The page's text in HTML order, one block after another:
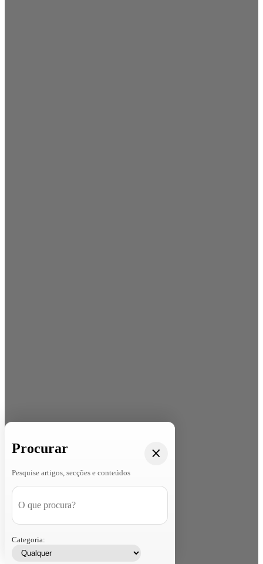
Procurar
Pesquise artigos, secções e conteúdos
Categoria: